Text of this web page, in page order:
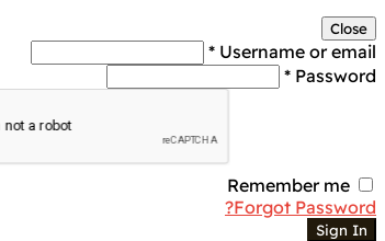
Close
Username or email *
Password *
Remember me
Forgot Password?
Sign In